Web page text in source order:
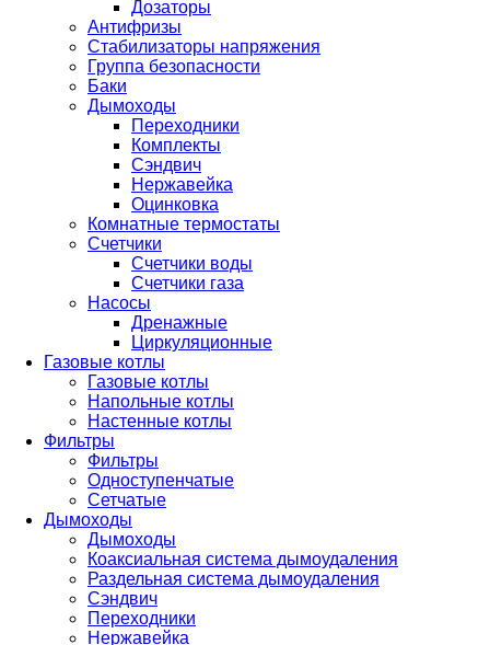
Дозаторы
Антифризы
Стабилизаторы напряжения
Группа безопасности
Баки
Дымоходы
Переходники
Комплекты
Сэндвич
Нержавейка
Оцинковка
Комнатные термостаты
Счетчики
Счетчики воды
Счетчики газа
Насосы
Дренажные
Циркуляционные
Газовые котлы
Газовые котлы
Напольные котлы
Настенные котлы
Фильтры
Фильтры
Одноступенчатые
Сетчатые
Дымоходы
Дымоходы
Коаксиальная система дымоудаления
Раздельная система дымоудаления
Сэндвич
Переходники
Нержавейка